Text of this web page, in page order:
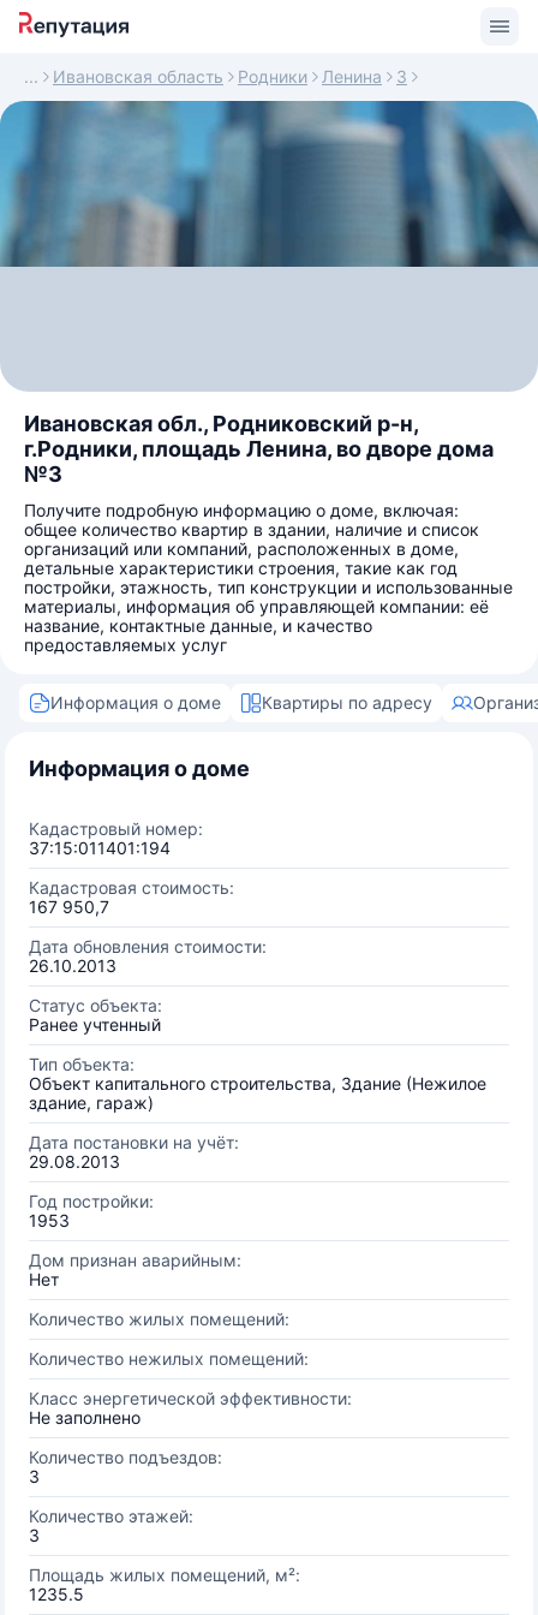
Ивановская область Родники Ленина 3
Ивановская обл., Родниковский р-н,
г.Родники, площадь Ленина, во дворе дома
№3
Получите подробную информацию о доме, включая:
общее количество квартир в здании, наличие и список
организаций или компаний, расположенных в доме,
детальные характеристики строения, такие как год
постройки, этажность, тип конструкции и использованные
материалы, информация об управляющей компании: её
название, контактные данные, и качество
предоставляемых услуг
Информация о доме Квартиры по адресу
Информация о доме
Кадастровый номер:
37:15:011401:194
Кадастровая стоимость:
167 950,7
Дата обновления стоимости:
26.10.2013
Статус объекта:
Ранее учтенный
Тип объекта:
Объект капитального строительства, Здание (Нежилое
здание, гараж)
Дата постановки на учёт:
29.08.2013
Год постройки:
1953
Дом признан аварийным:
Нет
Количество жилых помещений:
Количество нежилых помещений:
Класс энергетической эффективности:
Не заполнено
Количество подъездов:
3
Количество этажей:
3
Площадь жилых помещений, м²:
1235.5